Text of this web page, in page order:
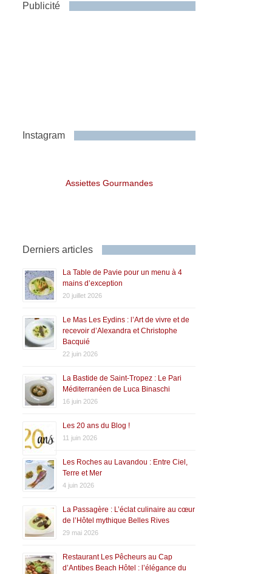
Publicité
Instagram
Assiettes Gourmandes
Derniers articles
La Table de Pavie pour un menu à 4
mains d’exception
20 juillet 2026
Le Mas Les Eydins : l’Art de vivre et de
recevoir d’Alexandra et Christophe
Bacquié
22 juin 2026
La Bastide de Saint-Tropez : Le Pari
Méditerranéen de Luca Binaschi
16 juin 2026
Les 20 ans du Blog !
11 juin 2026
Les Roches au Lavandou : Entre Ciel,
Terre et Mer
4 juin 2026
La Passagère : L’éclat culinaire au cœur
de l’Hôtel mythique Belles Rives
29 mai 2026
Restaurant Les Pêcheurs au Cap
d’Antibes Beach Hôtel : l’élégance du